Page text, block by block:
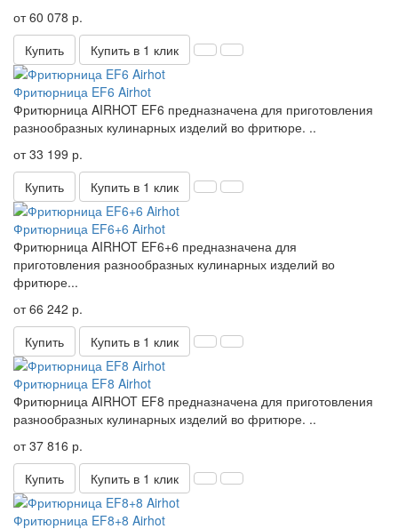
от 60 078 р.
Купить
Купить в 1 клик
Фритюрница EF6 Airhot
Фритюрница AIRHOT EF6 предназначена для приготовления
разнообразных кулинарных изделий во фритюре. ..
от 33 199 р.
Купить
Купить в 1 клик
Фритюрница EF6+6 Airhot
Фритюрница AIRHOT EF6+6 предназначена для
приготовления разнообразных кулинарных изделий во
фритюре...
от 66 242 р.
Купить
Купить в 1 клик
Фритюрница EF8 Airhot
Фритюрница AIRHOT EF8 предназначена для приготовления
разнообразных кулинарных изделий во фритюре. ..
от 37 816 р.
Купить
Купить в 1 клик
Фритюрница EF8+8 Airhot